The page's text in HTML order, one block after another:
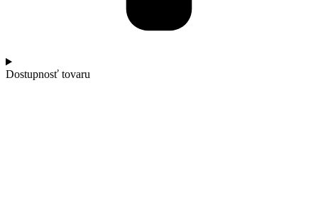
Dostupnosť tovaru